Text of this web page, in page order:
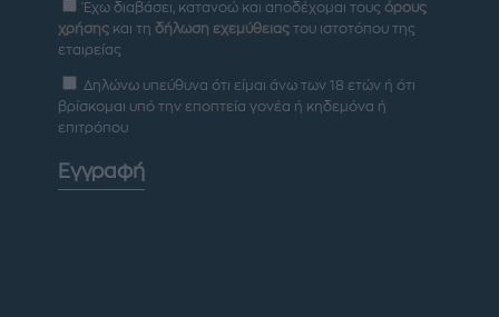
Έχω διαβάσει, κατανοώ και αποδέχομαι τους όρους
χρήσης και τη δήλωση εχεμύθειας του ιστοτόπου της
εταιρείας
Δηλώνω υπεύθυνα ότι είμαι άνω των 18 ετών ή ότι
βρίσκομαι υπό την εποπτεία γονέα ή κηδεμόνα ή
επιτρόπου
Εγγραφή